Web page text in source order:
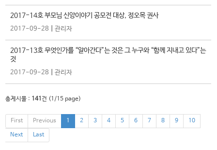
2017-14호 부모님 신앙이야기 공모전 대상, 정오목 권사
2017-09-28 |관리자
2017-13호 무엇인가를 “알아간다”는 것은 그 누구와 “함께 지내고 있다”는
것
2017-09-28 |관리자
총게시물 : 141건 (1 /15 page)
First Previous 1 2 3 4 5 6 7 8 9 10
Next Last